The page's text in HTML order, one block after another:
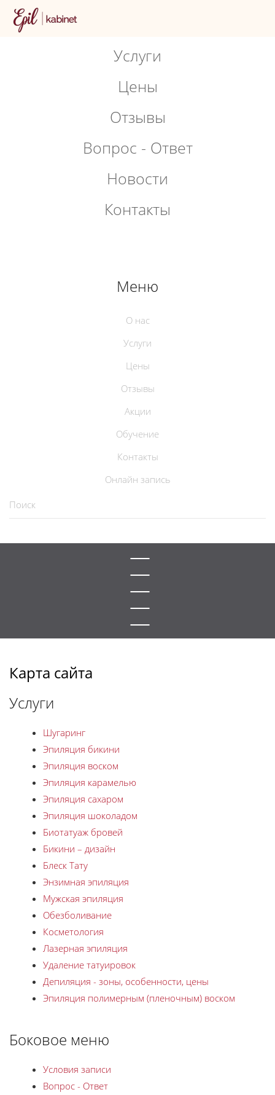
Услуги
Цены
Отзывы
Вопрос - Ответ
Новости
Контакты
Меню
О нас
Услуги
Цены
Отзывы
Акции
Обучение
Контакты
Онлайн запись
Карта сайта
Услуги
Шугаринг
Эпиляция бикини
Эпиляция воском
Эпиляция карамелью
Эпиляция сахаром
Эпиляция шоколадом
Биотатуаж бровей
Бикини – дизайн
Блеск Тату
Энзимная эпиляция
Мужская эпиляция
Обезболивание
Косметология
Лазерная эпиляция
Удаление татуировок
Депиляция - зоны, особенности, цены
Эпиляция полимерным (пленочным) воском
Боковое меню
Условия записи
Вопрос - Ответ